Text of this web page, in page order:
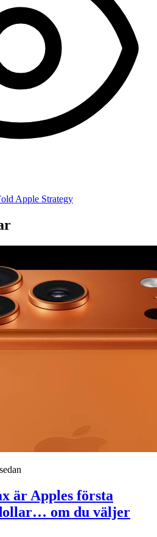
Apple Strategy
är Apples första
om du väljer